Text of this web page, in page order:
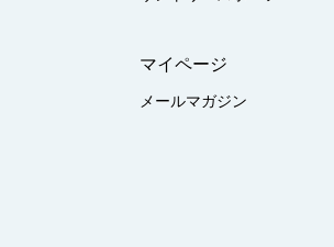
マイページ
メールマガジン